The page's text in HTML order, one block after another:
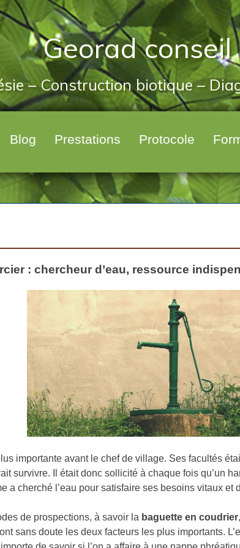
Georad conseil
– Construction biotique –
Blog Prestations Protocole
: chercheur d’eau, ressource
importante avant le chef de village. Ses facultés
survivre. Il était donc sollicité à chaque fois qu’un
a cherché l’eau pour satisfaire ses besoins vitaux et
de prospections, à savoir la baguette en coudrier
sans doute les deux facteurs les plus importants.